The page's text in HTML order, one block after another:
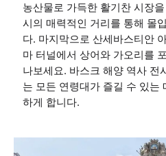
농산물로 가득한 활기찬 시장
시의 매력적인 거리를 통해 몰
다. 마지막으로 산세바스티안
마 터널에서 상어와 가오리를
나보세요. 바스크 해양 역사 전
는 모든 연령대가 즐길 수 있는
하게 합니다.